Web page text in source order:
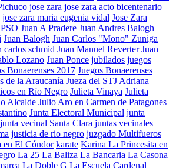
jose zara jose zara acto bicentenario
jose zara maria eugenia vidal Jose Zara
Juan A Pradere Juan Andres Balogh
Juan Balogh Juan Carlos "Mono" Zuniga
carlos schmid Juan Manuel Reverter Juan
Lozano Juan Ponce jubilados juegos
Bonaerenses 2017 Juegos Bonaerenses
de la Araucanía Jueza del STJ Adriana
en Río Negro Julieta Vinaya Julieta
Alcalde Julio Aro en Carmen de Patagones
Junta Electoral Municipal junta
junta vecinal Santa Clara juntas vecinales
justicia de rio negro juzgado Multifueros
en El Cóndor karate Karina La Princesita en
La 25 La Baliza La Bancaria La Casona
La Doble G La Escuela Cardenal